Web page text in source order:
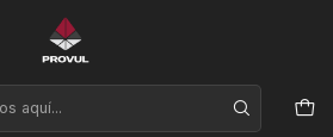
Lunes a Viernes de 09:00 a 17:30 horas
Comprimidores de espirales